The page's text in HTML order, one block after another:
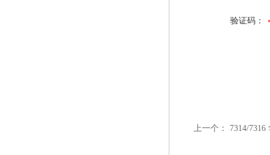
验证码：
上一个： 7314/